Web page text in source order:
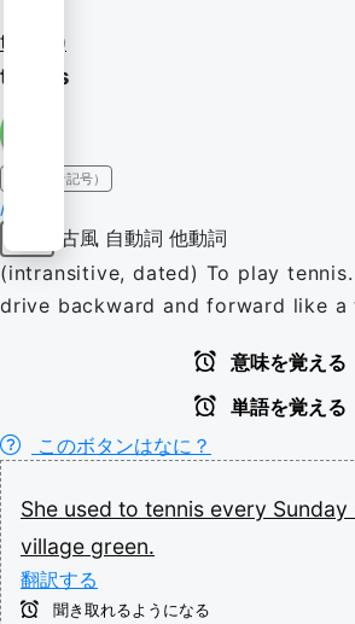
tennis)
tennis
IPA（発音記号）
/ˈtɛnɪs/
古風 自動詞 他動詞
(intransitive, dated) To play
drive backward and forward like a
意味を覚える
単語を覚える
このボタンはなに？
She used to tennis every Sunday
village green.
翻訳する
聞き取れるようになる